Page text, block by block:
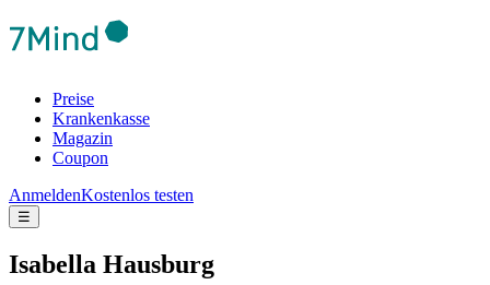
Preise
Krankenkasse
Magazin
Coupon
AnmeldenKostenlos testen
☰
Isabella Hausburg